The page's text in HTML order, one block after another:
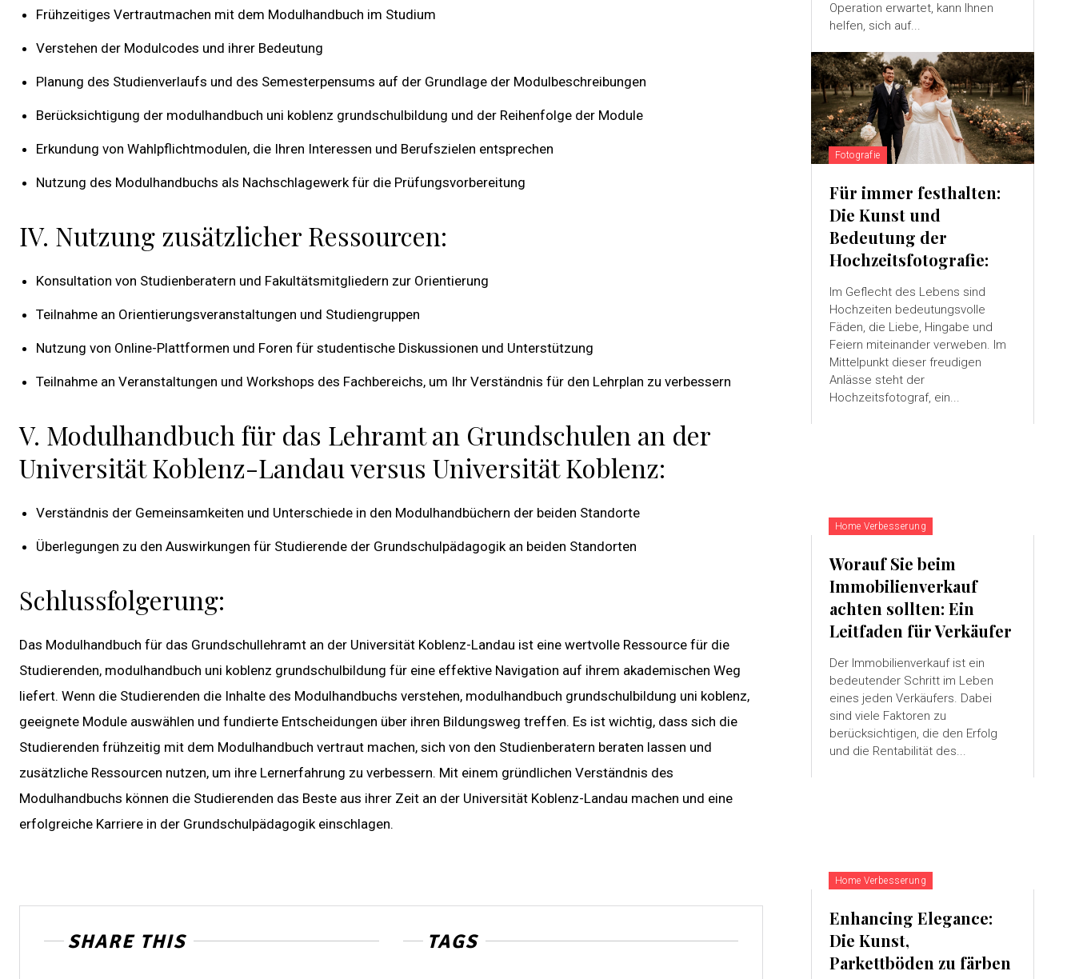
Frühzeitiges Vertrautmachen mit dem Modulhandbuch im Studium
Verstehen der Modulcodes und ihrer Bedeutung
Planung des Studienverlaufs und des Semesterpensums auf der Grundlage der Modulbeschreibungen
Berücksichtigung der modulhandbuch uni koblenz grundschulbildung und der Reihenfolge der Module
Erkundung von Wahlpflichtmodulen, die Ihren Interessen und Berufszielen entsprechen
Nutzung des Modulhandbuchs als Nachschlagewerk für die Prüfungsvorbereitung
IV. Nutzung zusätzlicher Ressourcen:
Konsultation von Studienberatern und Fakultätsmitgliedern zur Orientierung
Teilnahme an Orientierungsveranstaltungen und Studiengruppen
Nutzung von Online-Plattformen und Foren für studentische Diskussionen und Unterstützung
Teilnahme an Veranstaltungen und Workshops des Fachbereichs, um Ihr Verständnis für den Lehrplan zu verbessern
V. Modulhandbuch für das Lehramt an Grundschulen an der
Universität Koblenz-Landau versus Universität Koblenz:
Verständnis der Gemeinsamkeiten und Unterschiede in den Modulhandbüchern der beiden Standorte
Überlegungen zu den Auswirkungen für Studierende der Grundschulpädagogik an beiden Standorten
Schlussfolgerung:
Das Modulhandbuch für das Grundschullehramt an der Universität Koblenz-Landau ist eine wertvolle Ressource für die
Studierenden, modulhandbuch uni koblenz grundschulbildung für eine effektive Navigation auf ihrem akademischen Weg
liefert. Wenn die Studierenden die Inhalte des Modulhandbuchs verstehen, modulhandbuch grundschulbildung uni koblenz,
geeignete Module auswählen und fundierte Entscheidungen über ihren Bildungsweg treffen. Es ist wichtig, dass sich die
Studierenden frühzeitig mit dem Modulhandbuch vertraut machen, sich von den Studienberatern beraten lassen und
zusätzliche Ressourcen nutzen, um ihre Lernerfahrung zu verbessern. Mit einem gründlichen Verständnis des
Modulhandbuchs können die Studierenden das Beste aus ihrer Zeit an der Universität Koblenz-Landau machen und eine
erfolgreiche Karriere in der Grundschulpädagogik einschlagen.
SHARE THIS TAGS
Operation erwartet, kann Ihnen
helfen, sich auf...
Fotografie
Für immer festhalten:
Die Kunst und
Bedeutung der
Hochzeitsfotografie:
Im Geflecht des Lebens sind
Hochzeiten bedeutungsvolle
Fäden, die Liebe, Hingabe und
Feiern miteinander verweben. Im
Mittelpunkt dieser freudigen
Anlässe steht der
Hochzeitsfotograf, ein...
Home Verbesserung
Worauf Sie beim
Immobilienverkauf
achten sollten: Ein
Leitfaden für Verkäufer
Der Immobilienverkauf ist ein
bedeutender Schritt im Leben
eines jeden Verkäufers. Dabei
sind viele Faktoren zu
berücksichtigen, die den Erfolg
und die Rentabilität des...
Home Verbesserung
Enhancing Elegance:
Die Kunst,
Parkettböden zu färben